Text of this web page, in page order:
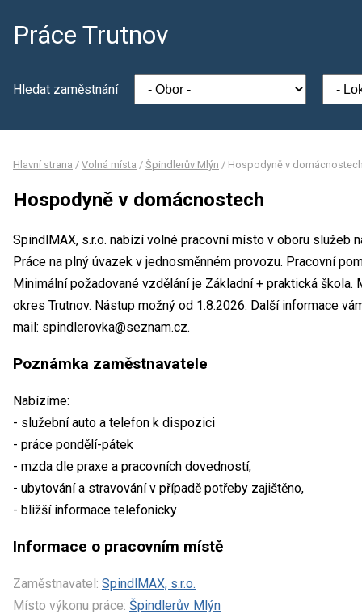
Práce Trutnov
Hledat zaměstnání
Hlavní strana / Volná místa / Špindlerův Mlýn / Hospodyně v
Hospodyně v domácnostech
SpindlMAX, s.r.o. nabízí volné pracovní místo v oboru služeb
Práce na plný úvazek v jednosměnném provozu. Pracovní
Minimální požadované vzdělání je Základní + praktická škola.
okres Trutnov. Nástup možný od 1.8.2026. Další informace
mail: spindlerovka@seznam.cz.
Poznámka zaměstnavatele
Nabízíme:
- služební auto a telefon k dispozici
- práce pondělí-pátek
- mzda dle praxe a pracovních dovedností,
- ubytování a stravování v případě potřeby zajištěno,
- bližší informace telefonicky
Informace o pracovním místě
Zaměstnavatel: SpindlMAX, s.r.o.
Místo výkonu práce: Špindlerův Mlýn